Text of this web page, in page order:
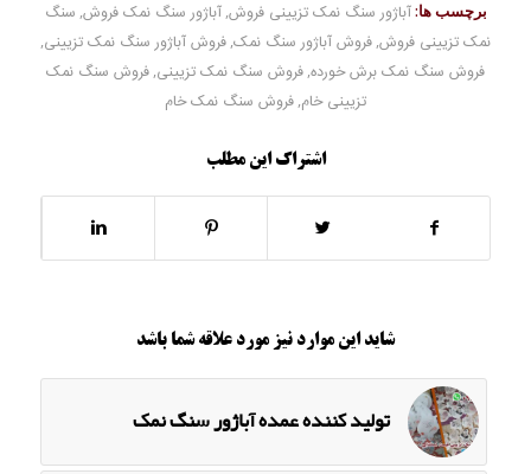
برچسب ها: آباژور سنگ نمک تزیینی فروش,آباژور سنگ نمک فروش, سنگ
نمک تزیینی فروش, فروش آباژور سنگ نمک, فروش آباژور سنگ نمک تزیینی,
فروش سنگ نمک برش خورده, فروش سنگ نمک تزیینی, فروش سنگ نمک
تزیینی خام, فروش سنگ نمک خام
اشتراک این مطلب
شاید این موارد نیز مورد علاقه شما باشد
تولید کننده عمده آباژور سنگ نمک